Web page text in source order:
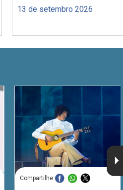
13 de setembro 2026
Compartilhe